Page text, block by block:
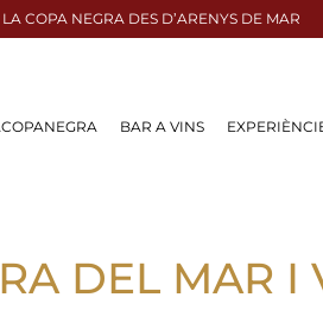
COPA NEGRA DES D’ARENYS DE MAR
BAR A VINS
DEL MAR I